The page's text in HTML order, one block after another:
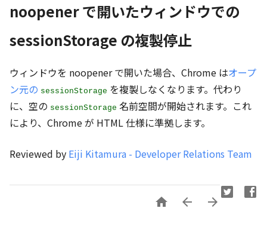
noopener で開いたウィンドウでの
sessionStorage の複製停止
ウィンドウを noopener で開いた場合、Chrome はオープ
ン元の sessionStorage を複製しなくなります。代わり
に、空の sessionStorage 名前空間が開始されます。これ
により、Chrome が HTML 仕様に準拠します。
Reviewed by Eiji Kitamura - Developer Relations Team
  